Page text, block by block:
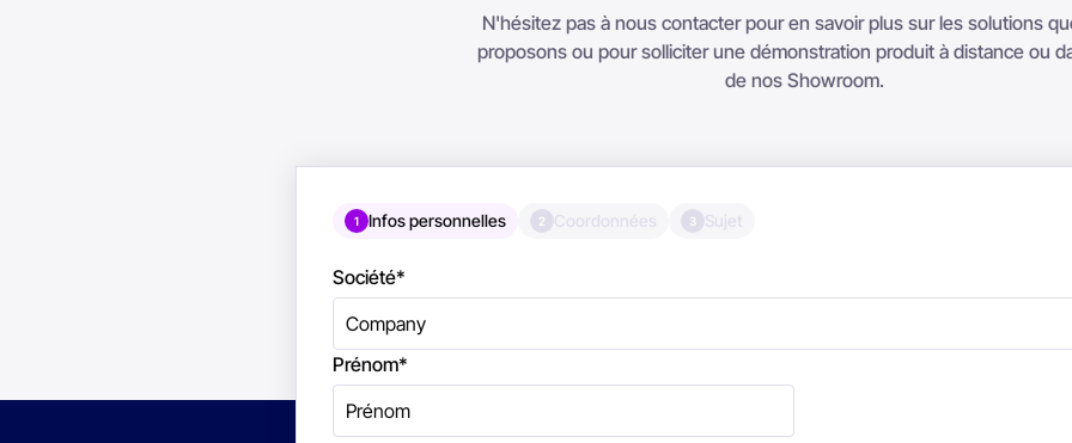
N'hésitez pas à nous contacter pour en savoir plus sur les solutions
proposons ou pour solliciter une démonstration produit à distance ou
de nos Showroom.
1 Infos personnelles 2 Coordonnées 3 Sujet
Société*
Prénom*